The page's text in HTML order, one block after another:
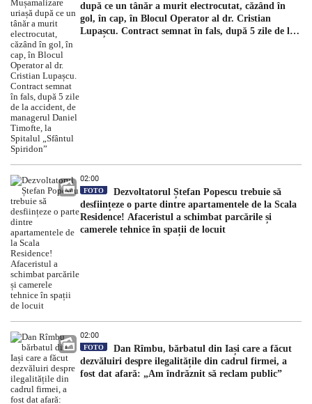
după ce un tânăr a murit electrocutat, căzând în
gol, în cap, în Blocul Operator al dr. Cristian
Lupașcu. Contract semnat în fals, după 5 zile de la
02:00
FOTO
Dezvoltatorul Ștefan Popescu trebuie să
desființeze o parte dintre apartamentele de la Scala
Residence! Afaceristul a schimbat parcările și
camerele tehnice în spații de locuit
02:00
FOTO
Dan Rîmbu, bărbatul din Iași care a făcut
dezvăluiri despre ilegalitățile din cadrul firmei, a
fost dat afară: „Am îndrăznit să reclam public”